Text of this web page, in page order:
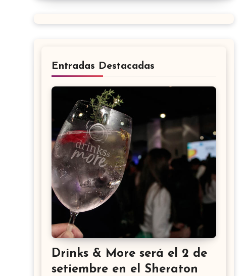
Entradas Destacadas
Drinks & More será el 2 de
setiembre en el Sheraton